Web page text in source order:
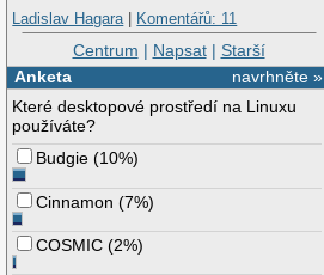
Ladislav Hagara| Komentářů: 11
Centrum | Napsat| Starší
navrhněte »
Anketa
Které desktopové prostředí na Linuxu
používáte?
Budgie (10%)
Cinnamon (7%)
COSMIC (2%)